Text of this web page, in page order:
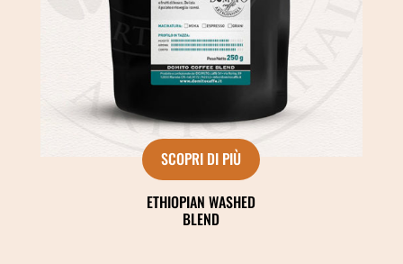
SCOPRI DI PIÙ
ETHIOPIAN WASHED
BLEND